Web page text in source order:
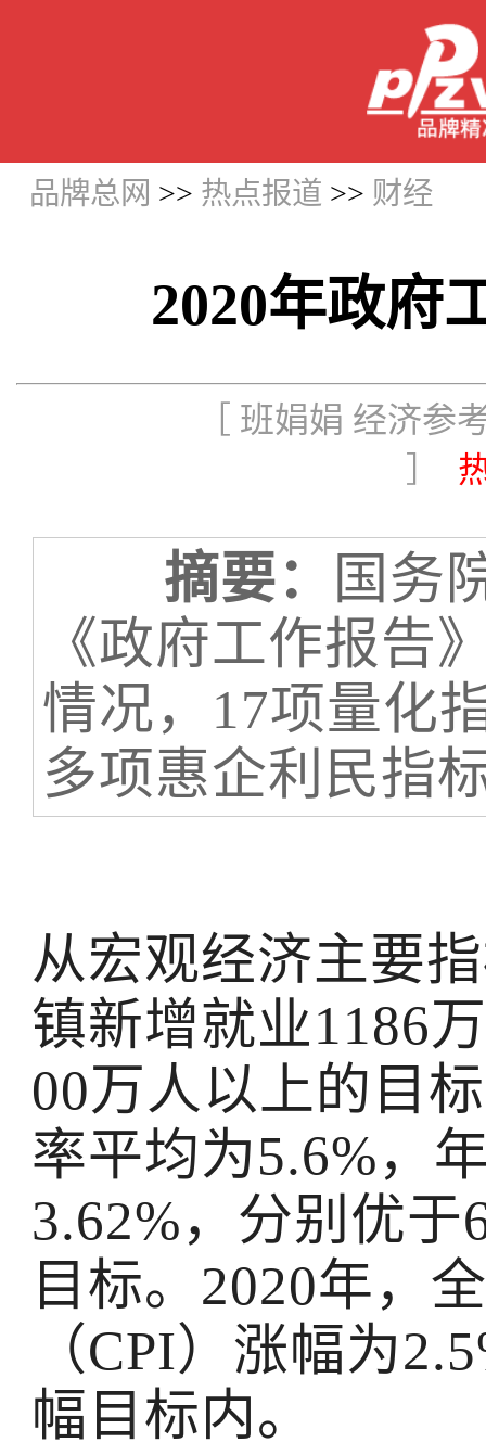
品牌总网 >> 热点报道 >> 财经
2020年政府
［ 班娟娟 经济
摘要：
国务
《政府工作报告
情况，17项量化
多项惠企利民指
从宏观经济主要
镇新增就业1186
00万人以上的目
率平均为5.6%，
3.62%，分别优于
目标。2020年，
（CPI）涨幅为
幅目标内。